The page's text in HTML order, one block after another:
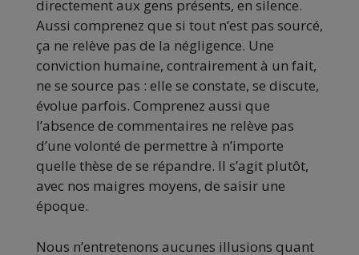
directement aux gens présents, en silence.
Aussi comprenez que si tout n’est pas sourcé,
ça ne relève pas de la négligence. Une
conviction humaine, contrairement à un fait,
ne se source pas : elle se constate, se discute,
évolue parfois. Comprenez aussi que
l’absence de commentaires ne relève pas
d’une volonté de permettre à n’importe
quelle thèse de se répandre. Il s’agit plutôt,
avec nos maigres moyens, de saisir une
époque.
Nous n’entretenons aucunes illusions quant